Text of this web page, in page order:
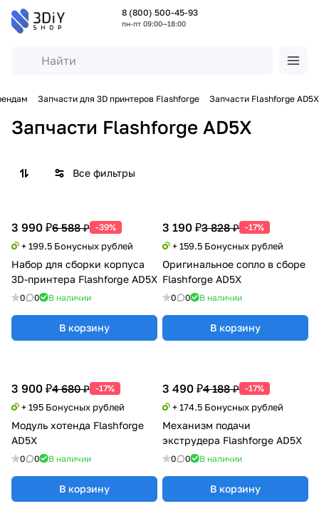
8 (800) 500-45-93
пн-пт 09:00—18:00
Запчасти для 3D принтеров Flashforge Запчасти Flashforge AD5X
Запчасти Flashforge AD5X
Все фильтры
3 990 ₽6 588 ₽ -39%
+ 199.5 Бонусных рублей
Набор для сборки корпуса
3D-принтера Flashforge AD5X
0 0 В наличии
В корзину
3 190 ₽3 828 ₽ -17%
+ 159.5 Бонусных рублей
Оригинальное сопло в сборе
Flashforge AD5X
0 0 В наличии
В корзину
3 900 ₽4 680 ₽ -17%
+ 195 Бонусных рублей
Модуль хотенда Flashforge
AD5X
0 0 В наличии
В корзину
3 490 ₽4 188 ₽ -17%
+ 174.5 Бонусных рублей
Механизм подачи
экструдера Flashforge AD5X
0 0 В наличии
В корзину